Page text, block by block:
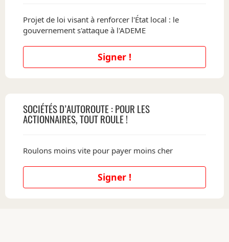
Projet de loi visant à renforcer l'État local : le
gouvernement s'attaque à l'ADEME
Signer !
SOCIÉTÉS D’AUTOROUTE : POUR LES
ACTIONNAIRES, TOUT ROULE !
Roulons moins vite pour payer moins cher
Signer !